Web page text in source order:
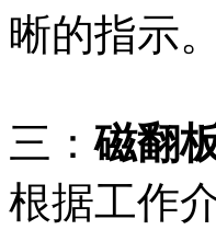
晰的指示。
三：磁翻
根据工作